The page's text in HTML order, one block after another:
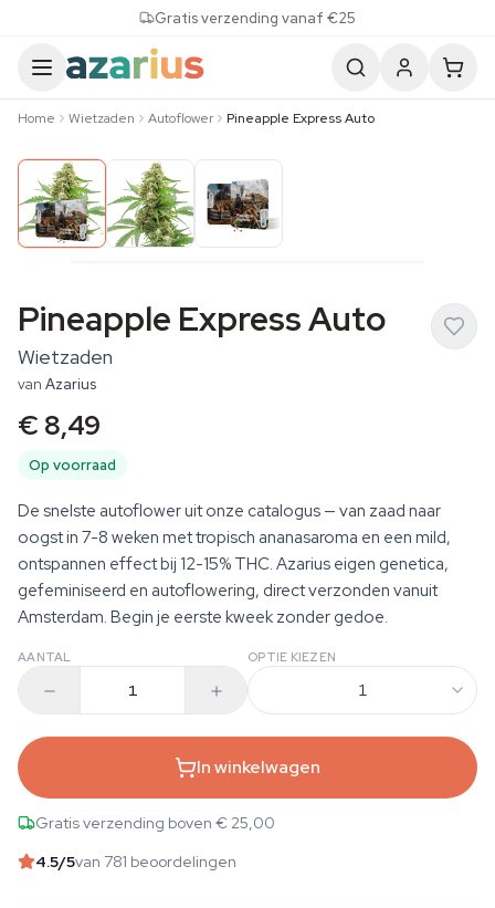
Gratis verzending vanaf €25
Home Wietzaden Autoflower Pineapple Express Auto
Pineapple Express Auto
Wietzaden
van Azarius
€ 8,49
Op voorraad
De snelste autoflower uit onze catalogus — van zaad naar
oogst in 7-8 weken met tropisch ananasaroma en een mild,
ontspannen effect bij 12-15% THC. Azarius eigen genetica,
gefeminiseerd en autoflowering, direct verzonden vanuit
Amsterdam. Begin je eerste kweek zonder gedoe.
AANTAL OPTIE KIEZEN
1
In winkelwagen
Gratis verzending boven € 25,00
4.5/5van 781 beoordelingen